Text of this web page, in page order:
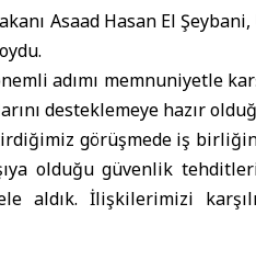
Asaad Hasan El Şeybani,
adımı memnuniyetle
desteklemeye hazır
görüşmede iş
olduğu güvenlik
aldık. İlişkilerimizi